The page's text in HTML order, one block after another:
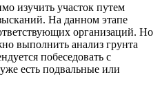
изучить участок путем
На данном этапе
организаций. Но
выполнить анализ грунта
побеседовать с
есть подвальные или